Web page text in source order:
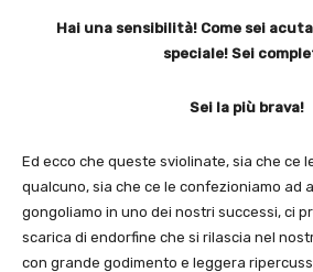
Hai una sensibilità! Come sei
speciale! Sei
Sei la più brava!
Ed ecco che queste sviolinate, sia che ce
qualcuno, sia che ce le confezioniamo ad
gongoliamo in uno dei nostri successi, ci
scarica di endorfine che si rilascia nel
con grande godimento e leggera